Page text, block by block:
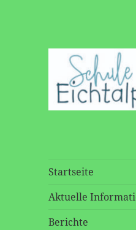
Startseite
Aktuelle
Berichte